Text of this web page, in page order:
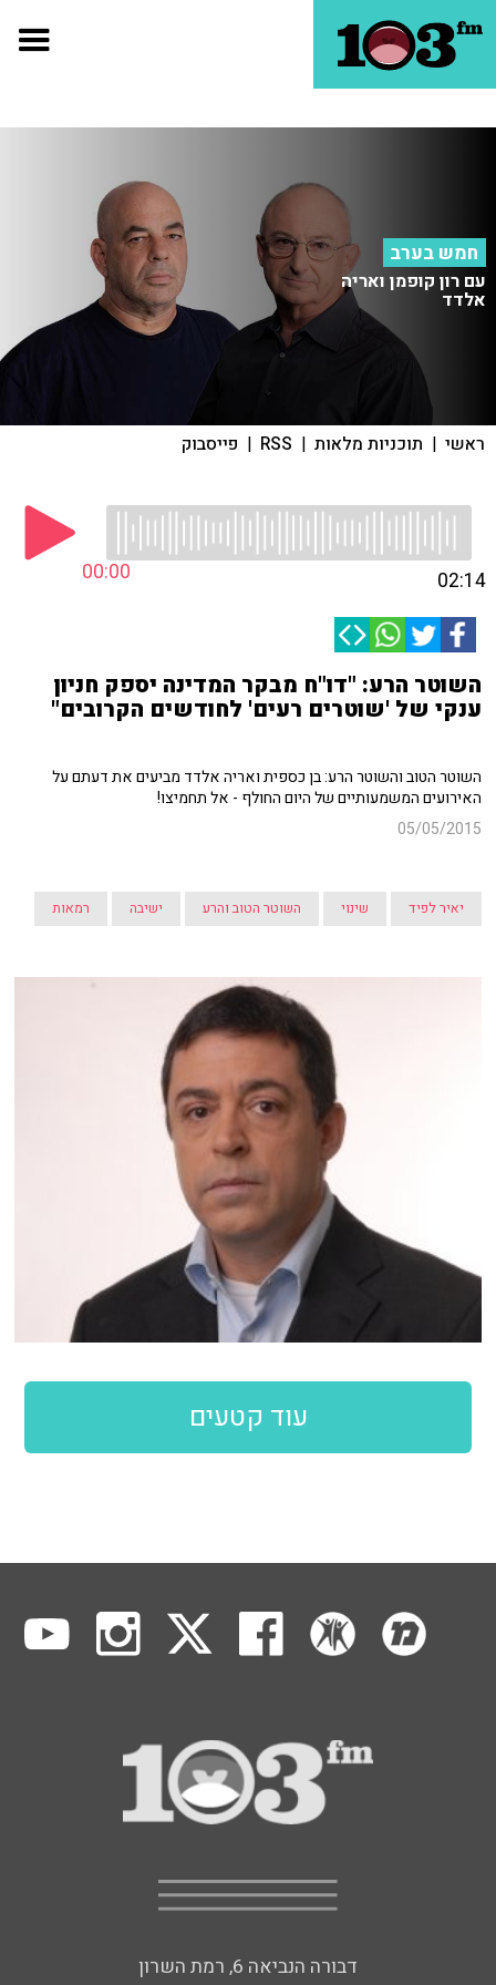
חמש בערב
עם רון קופמן ואריה
אלדד
ראשי | תוכניות מלאות |
RSS
| פייסבוק
00:00 02:14
השוטר הרע: "דו"ח מבקר המדינה יספק חניון
ענקי של 'שוטרים רעים' לחודשים הקרובים"
השוטר הטוב והשוטר הרע: בן כספית ואריה אלדד מביעים את דעתם על
האירועים המשמעותיים של היום החולף - אל תחמיצו!
05/05/2015
יאיר לפיד שינוי השוטר הטוב והרע ישיבה רמאות
עוד קטעים
דבורה הנביאה 6, רמת השרון